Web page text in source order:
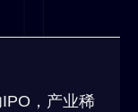
，产业稀